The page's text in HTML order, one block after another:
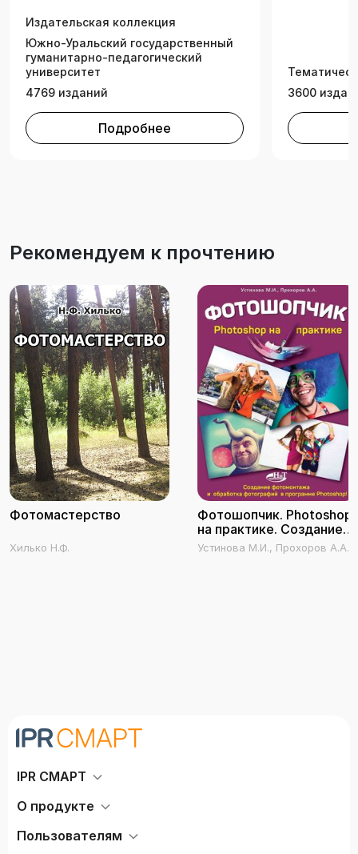
Издательская коллекция
Южно-Уральский государственный
гуманитарно-педагогический
университет
4769 изданий
Подробнее
3600
Рекомендуем к прочтению
Фотомастерство
Хилько Н.Ф.
Фотошопчик. Photoshop
на практике. Создание
фотомонтажа и
обработка фотографий в
Устинова М.И., Прохоров А.А.,
IPR СМАРТ
О продукте
Пользователям